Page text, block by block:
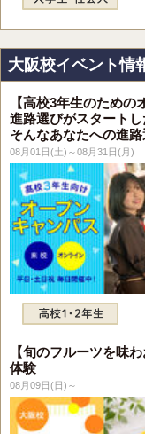
大阪校イベント情
【高校3年生のための
進路選びがスタート
そんなあなたへの進路
08月01日(土)～08月31日(月)
【旬のフルーツを味
体験
08月09日(日)～